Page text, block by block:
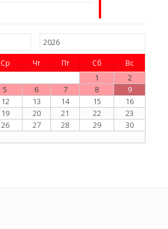
Ср Чт Пт Сб Вс
1
2
5 6 7 8
9
12 13 14 15
16
19 20 21 22
23
26 27 28 29
30